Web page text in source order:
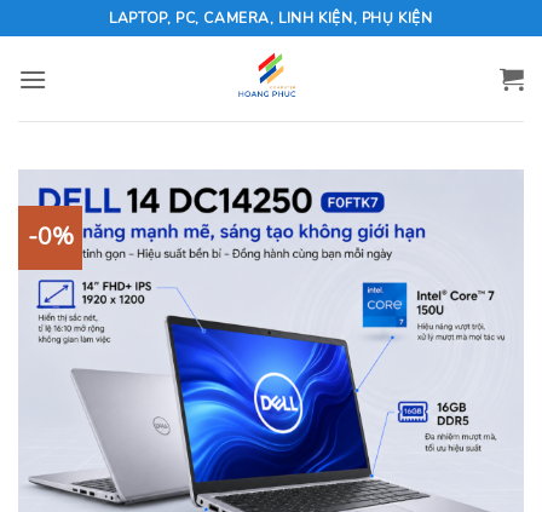
to
content
LAPTOP, PC, CAMERA, LINH KIỆN, PHỤ KIỆN
-0%